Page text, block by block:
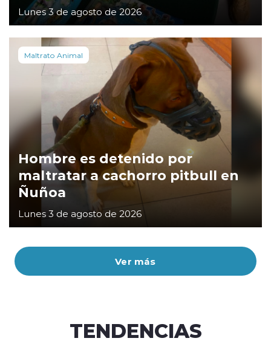
Ver más
Lunes 3 de agosto de 2026
Maltrato Animal
Hombre es detenido por
maltratar a cachorro pitbull en
Ñuñoa
Lunes 3 de agosto de 2026
TENDENCIAS